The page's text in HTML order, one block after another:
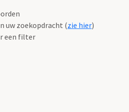
uw zoekopdracht (zie hier)
een filter